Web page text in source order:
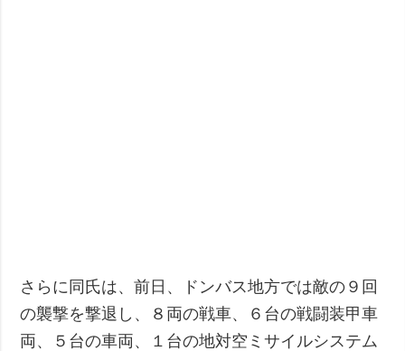
さらに同氏は、前日、ドンバス地方では敵の９回
の襲撃を撃退し、８両の戦車、６台の戦闘装甲車
両、５台の車両、１台の地対空ミサイルシステム